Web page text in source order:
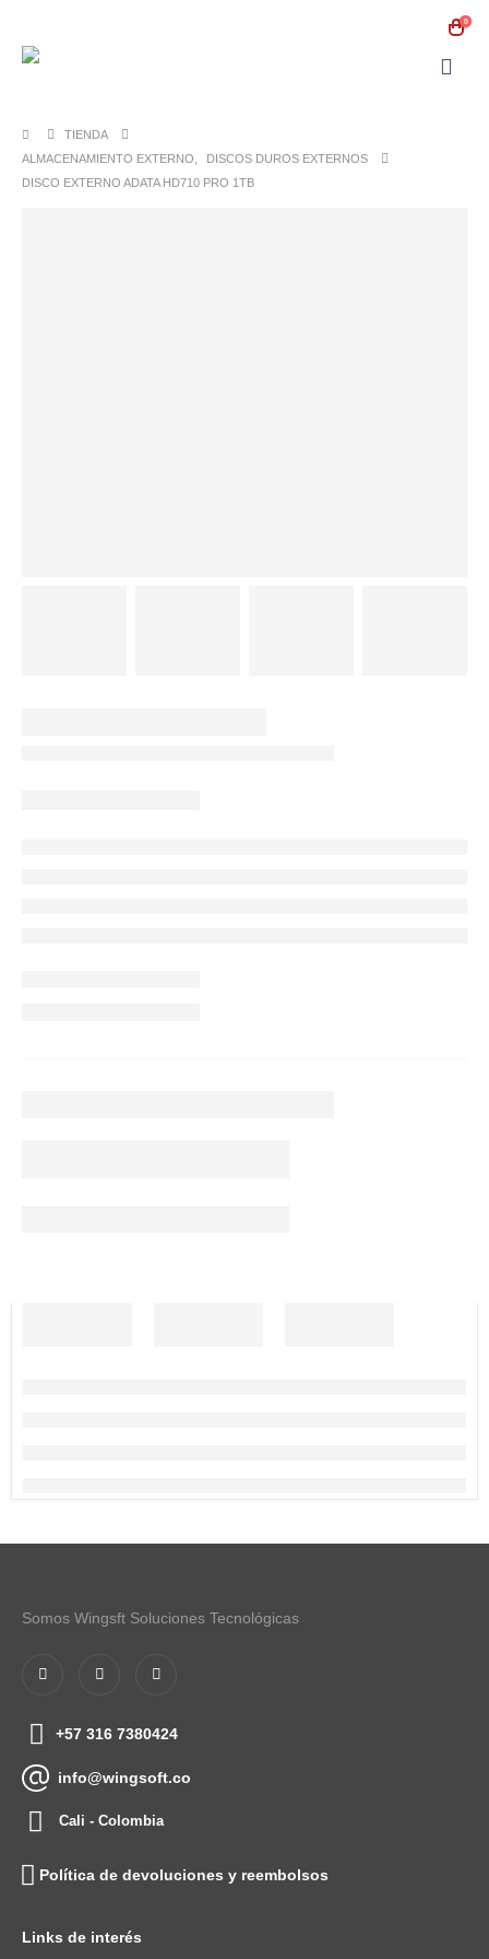
0
TIENDA
ALMACENAMIENTO EXTERNO
DISCOS DUROS EXTERNOS
DISCO EXTERNO ADATA HD710 PRO 1TB
Somos Wingsft Soluciones Tecnológicas
+57 316 7380424
info@wingsoft.co
Cali - Colombia
Política de devoluciones y reembolsos
Links de interés